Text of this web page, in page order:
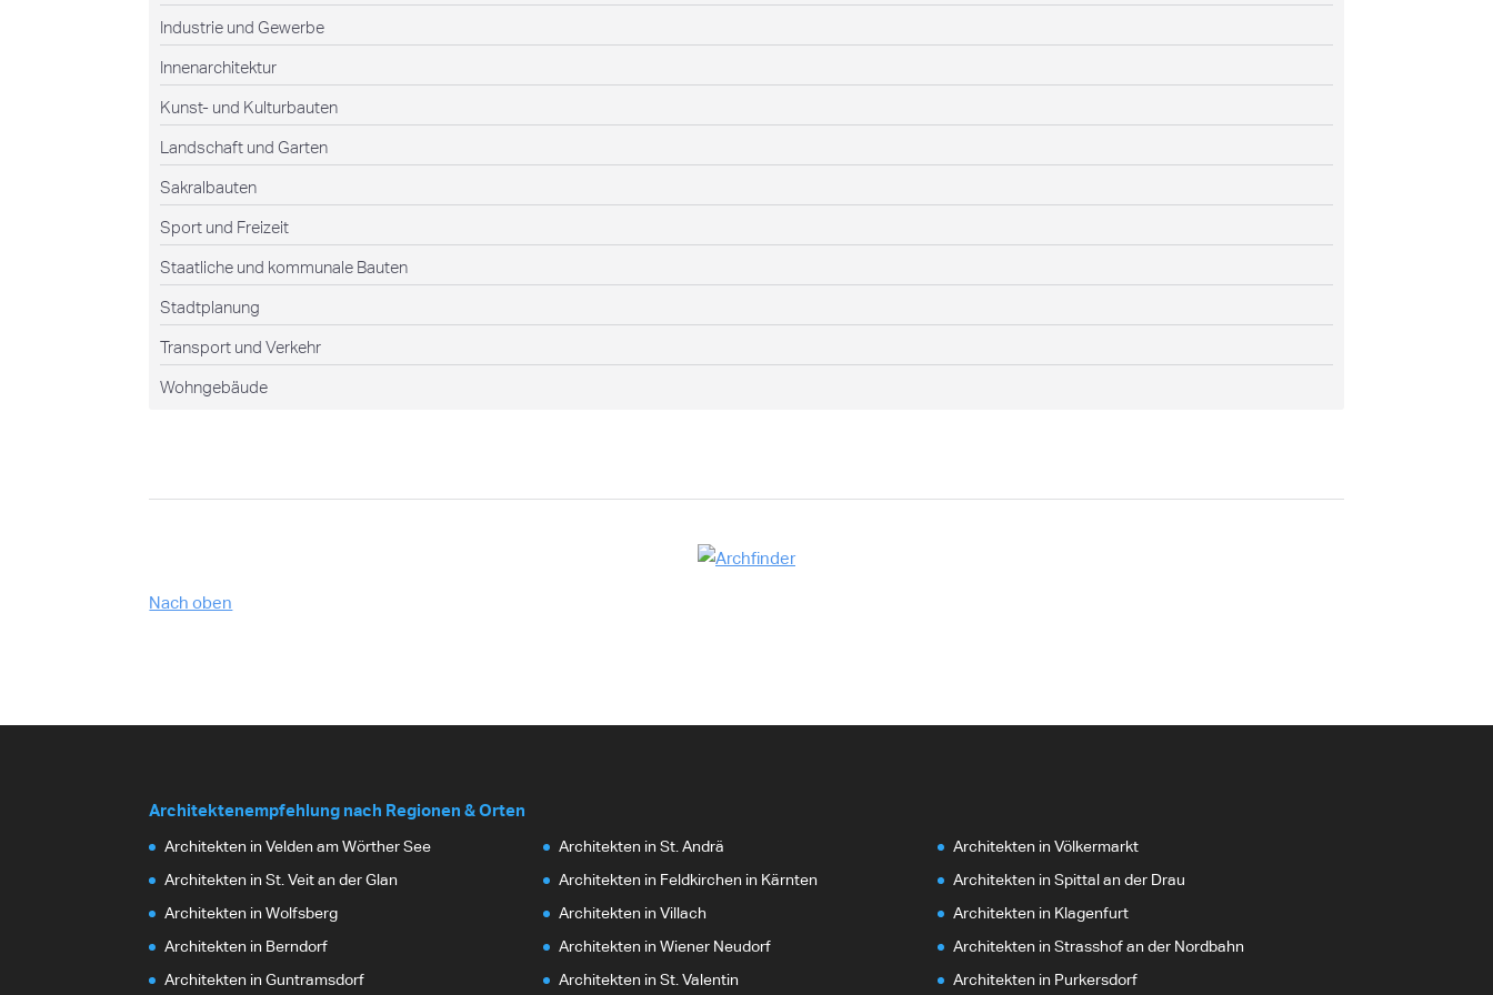
Industrie und Gewerbe
Innenarchitektur
Kunst- und Kulturbauten
Landschaft und Garten
Sakralbauten
Sport und Freizeit
Staatliche und kommunale Bauten
Stadtplanung
Transport und Verkehr
Wohngebäude
Nach oben
Architektenempfehlung nach Regionen & Orten
Architekten in Velden am Wörther See Architekten in St. Andrä
Architekten in Völkermarkt
Architekten in St. Veit an der Glan
Architekten in Feldkirchen in Kärnten
Architekten in Spittal an der Drau
Architekten in Wolfsberg
Architekten in Villach
Architekten in Klagenfurt
Architekten in Berndorf
Architekten in Wiener Neudorf
Architekten in Strasshof an der Nordbahn
Architekten in Guntramsdorf
Architekten in St. Valentin Architekten in Purkersdorf